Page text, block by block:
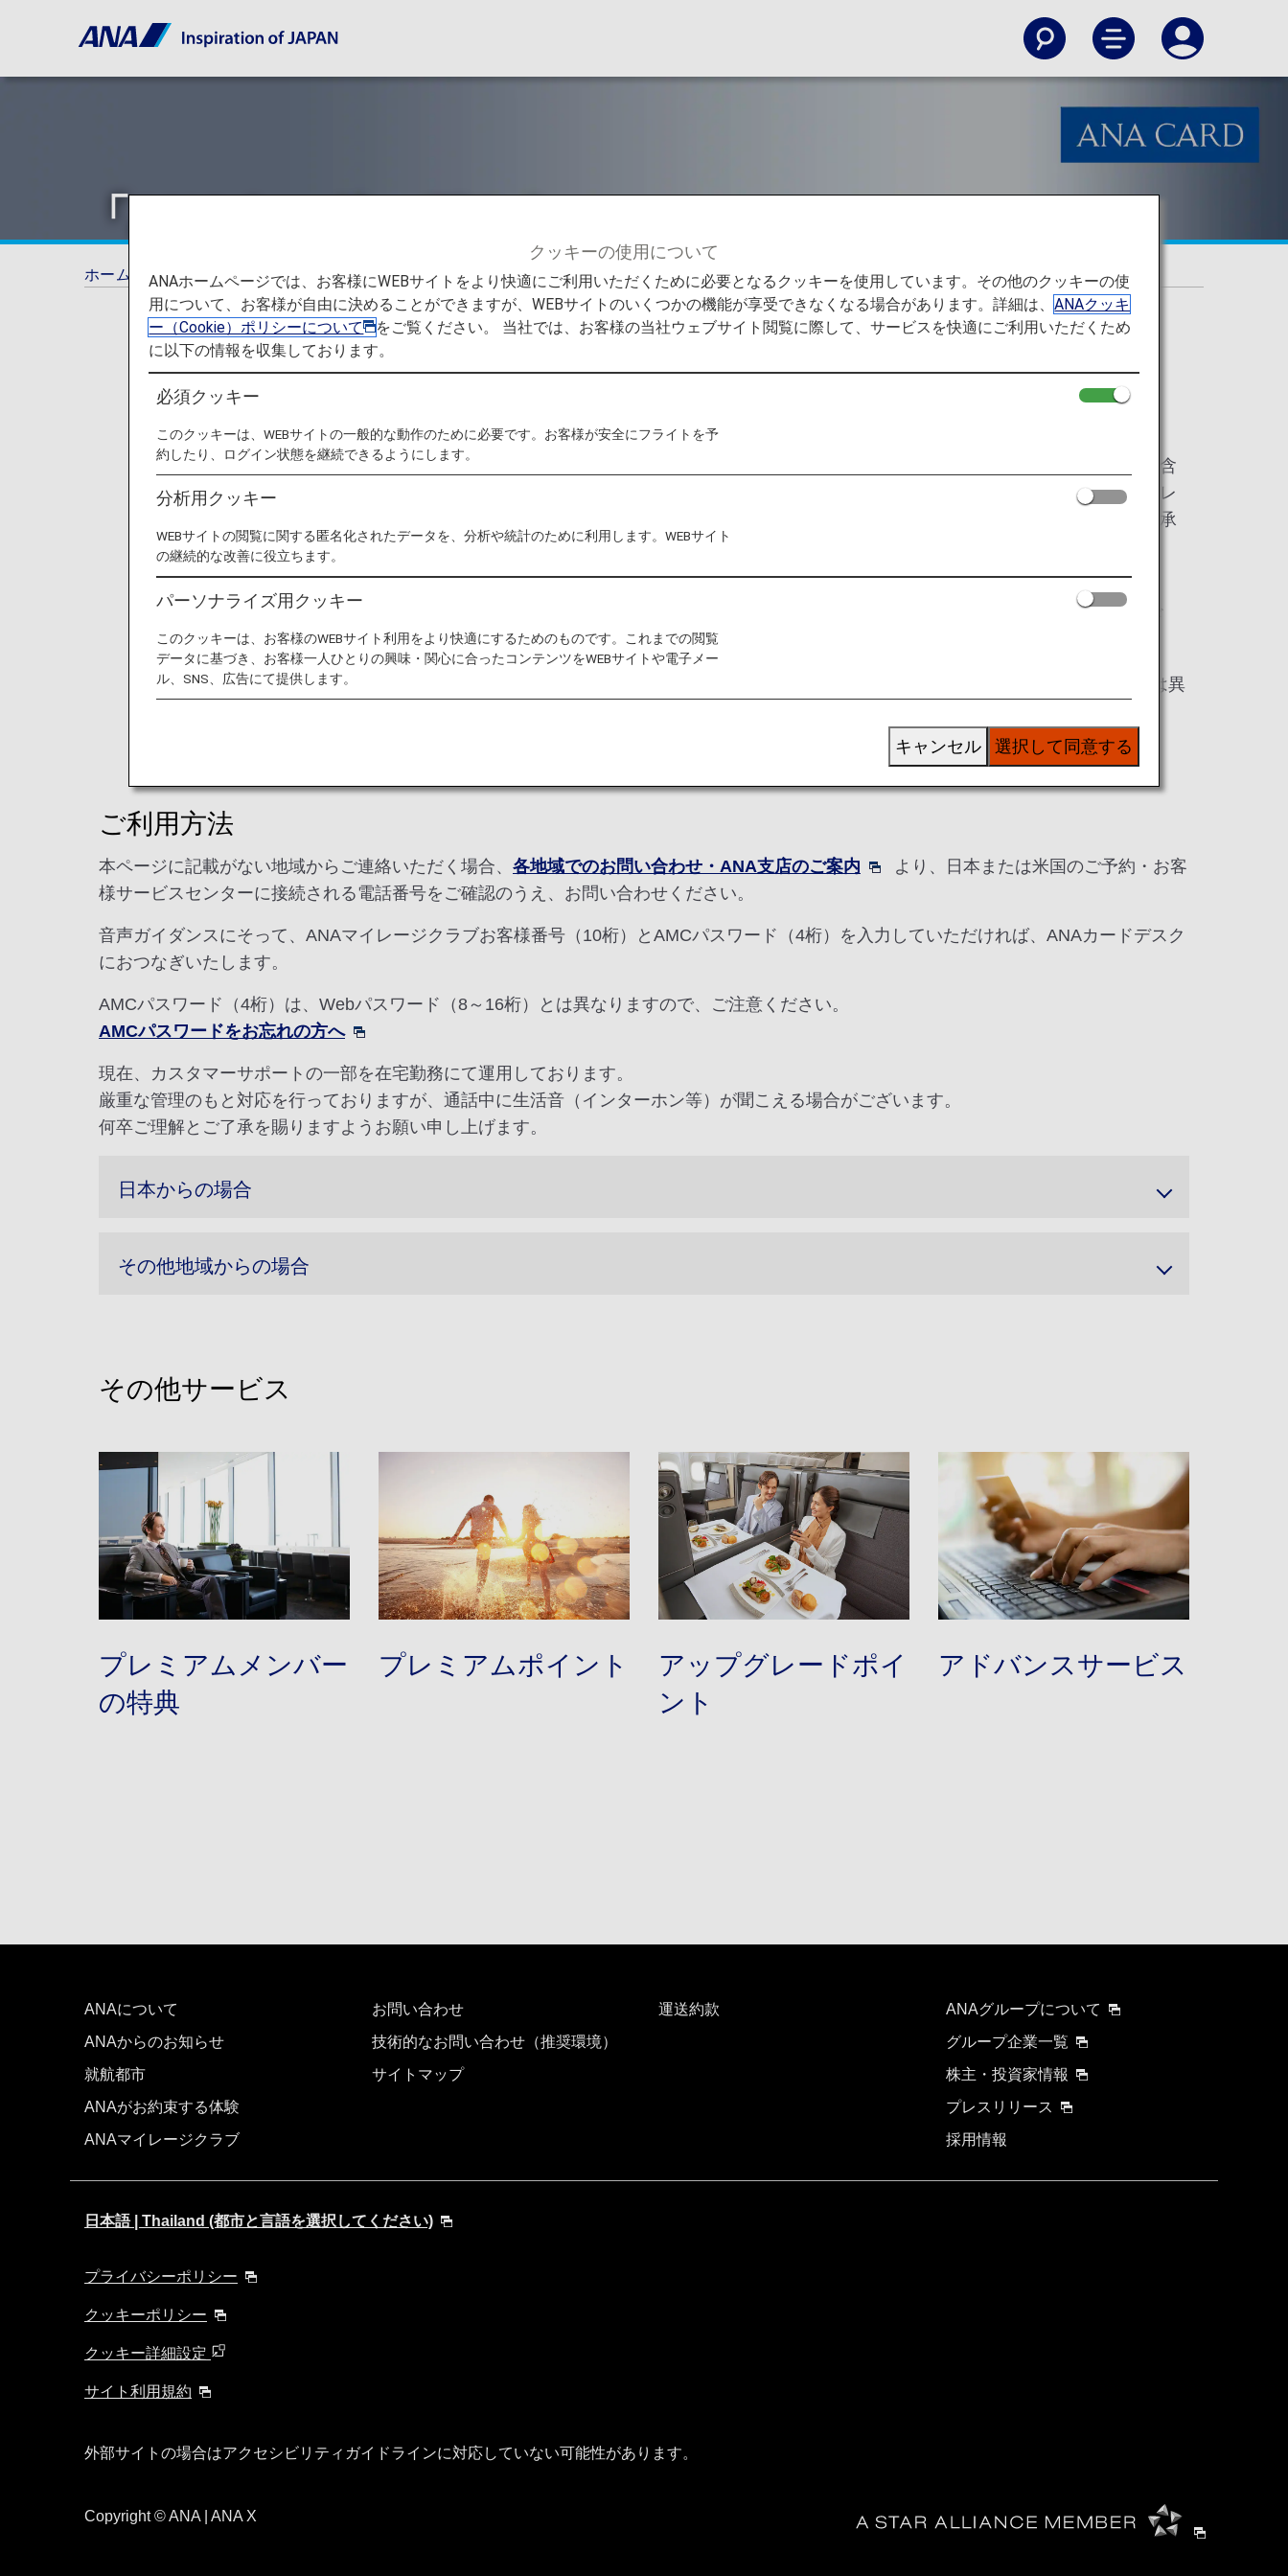
「ANAカード」デスク
ホーム ANAマイレージクラブ ANAマイレージクラブ会員特典 「ANAカード」デスク
「ANAカード」デスクのご案内
ANAカード（クレジット機能付き）をお持ちのお客様（家族会員含
む）が対象です。ANAグループ運航便のご予約はもちろん、マイレ
ージサービスについてのお問い合わせなど、ANAカードデスクで承
ります。
お電話でのご予約・お問い合わせ時には、音声ガイダンスにそっ
て、ANAマイレージクラブお客様番号（10桁）とAMCパスワード
（4桁）の入力をお願いしております。
*AMCパスワード（4桁）は、Webパスワード（8～16桁）とは異
ご利用方法
本ページに記載がない地域からご連絡いただく場合、 各地域でのお問い合わせ・ANA支店のご案内
より、日本または米国のご予約・お客
様サービスセンターに接続される電話番号をご確認のうえ、お問い合わせください。
音声ガイダンスにそって、ANAマイレージクラブお客様番号（10桁）とAMCパスワード（4桁）を入力していただければ、ANAカードデスク
におつなぎいたします。
AMCパスワード（4桁）は、Webパスワード（8～16桁）とは異なりますので、ご注意ください。
AMCパスワードをお忘れの方へ
現在、カスタマーサポートの一部を在宅勤務にて運用しております。
厳重な管理のもと対応を行っておりますが、通話中に生活音（インターホン等）が聞こえる場合がございます。
何卒ご理解とご了承を賜りますようお願い申し上げます。
日本からの場合
その他地域からの場合
その他サービス
プレミアムメンバー
の特典
プレミアムポイント
アップグレードポイ
ント
アドバンスサービス
ANAについて
ANAからのお知らせ
就航都市
ANAがお約束する体験
ANAマイレージクラブ
お問い合わせ
技術的なお問い合わせ（推奨環境）
サイトマップ
運送約款
ANAグループについて
グループ企業一覧
株主・投資家情報
プレスリリース
採用情報
日本語 | Thailand (都市と言語を選択してください)
プライバシーポリシー
クッキーポリシー
クッキー詳細設定
サイト利用規約
外部サイトの場合はアクセシビリティガイドラインに対応していない可能性があります。
Copyright© ANA | ANA X
クッキーの使用について
ANAホームページでは、お客様にWEBサイトをより快適にご利用いただくために必要となるクッキーを使用しています。その他のクッキーの使
用について、お客様が自由に決めることができますが、WEBサイトのいくつかの機能が享受できなくなる場合があります。詳細は、ANAクッキ
ー（Cookie）ポリシーについて
をご覧ください。 当社では、お客様の当社ウェブサイト閲覧に際して、サービスを快適にご利用いただくため
に以下の情報を収集しております。
必須クッキー
このクッキーは、WEBサイトの一般的な動作のために必要です。お客様が安全にフライトを予
約したり、ログイン状態を継続できるようにします。
分析用クッキー
WEBサイトの閲覧に関する匿名化されたデータを、分析や統計のために利用します。WEBサイト
の継続的な改善に役立ちます。
パーソナライズ用クッキー
このクッキーは、お客様のWEBサイト利用をより快適にするためのものです。これまでの閲覧
データに基づき、お客様一人ひとりの興味・関心に合ったコンテンツをWEBサイトや電子メー
ル、SNS、広告にて提供します。
選択して同意する
キャンセル